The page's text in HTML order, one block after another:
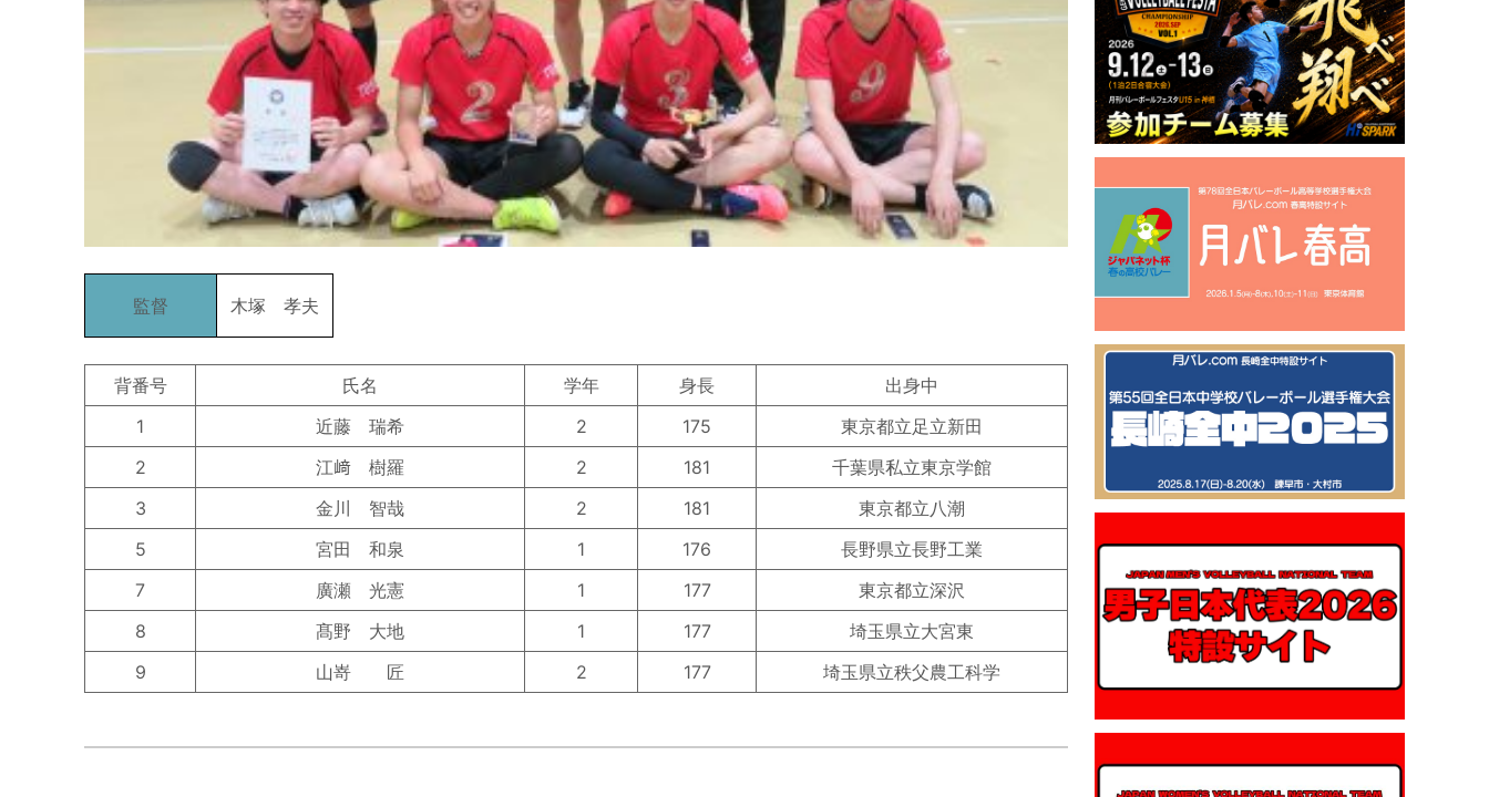
監督 木塚 孝夫
背番号 氏名 学年 身長
出身中
1
近藤 瑞希 2 175
東京都立足立新田
2
江﨑 樹羅 2 181
千葉県私立東京学館
3
金川 智哉 2 181
東京都立八潮
5
宮田 和泉 1 176
長野県立長野工業
7
廣瀬 光憲 1 177
東京都立深沢
8
髙野 大地 1 177
埼玉県立大宮東
9
山嵜 匠 2 177 埼玉県立秩父農工科学